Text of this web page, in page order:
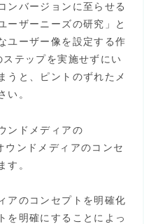
ンバージョンに至らせる
ーザーニーズの研究」と
ユーザー像を設定する作
テップを実施せずにい
うと、ピントのずれたメ
い。
ンドメディアの
ウンドメディアのコンセ
す。
アのコンセプトを明確化
を明確にすることによっ